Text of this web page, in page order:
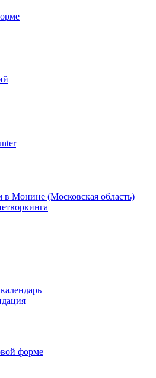
в Монине (Московская область)
форме